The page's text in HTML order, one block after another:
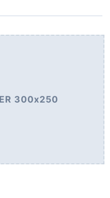
300x250